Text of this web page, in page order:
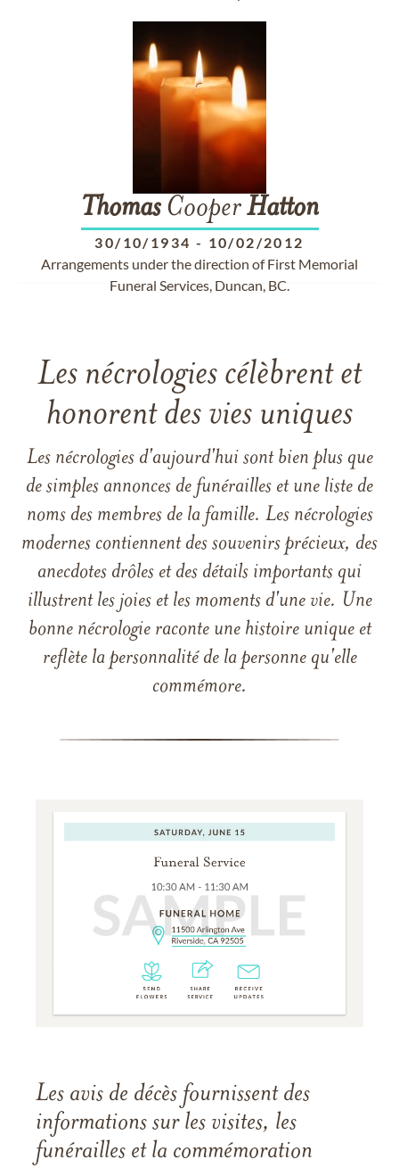
ThomasCooperHatton
30/10/1934 - 10/02/2012
Arrangements under the direction of First Memorial
Funeral Services, Duncan, BC.
Les nécrologies célèbrent et
honorent des vies uniques
Les nécrologies d'aujourd'hui sont bien plus que
de simples annonces de funérailles et une liste de
noms des membres de la famille. Les nécrologies
modernes contiennent des souvenirs précieux, des
anecdotes drôles et des détails importants qui
illustrent les joies et les moments d'une vie. Une
bonne nécrologie raconte une histoire unique et
reflète la personnalité de la personne qu'elle
commémore.
Les avis de décès fournissent des
informations sur les visites, les
funérailles et la commémoration